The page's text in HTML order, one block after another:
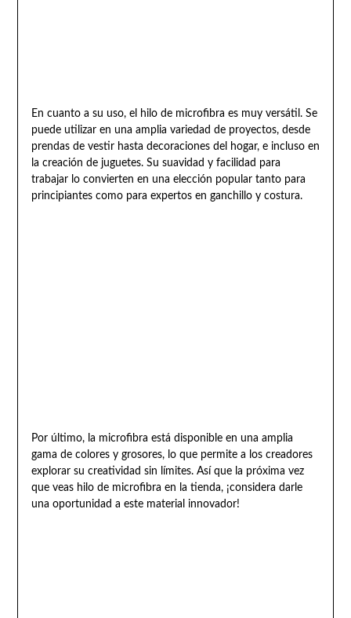
En cuanto a su uso, el hilo de microfibra es muy versátil. Se
puede utilizar en una amplia variedad de proyectos, desde
prendas de vestir hasta decoraciones del hogar, e incluso en
la creación de juguetes. Su suavidad y facilidad para
trabajar lo convierten en una elección popular tanto para
principiantes como para expertos en ganchillo y costura.
Por último, la microfibra está disponible en una amplia
gama de colores y grosores, lo que permite a los creadores
explorar su creatividad sin límites. Así que la próxima vez
que veas hilo de microfibra en la tienda, ¡considera darle
una oportunidad a este material innovador!